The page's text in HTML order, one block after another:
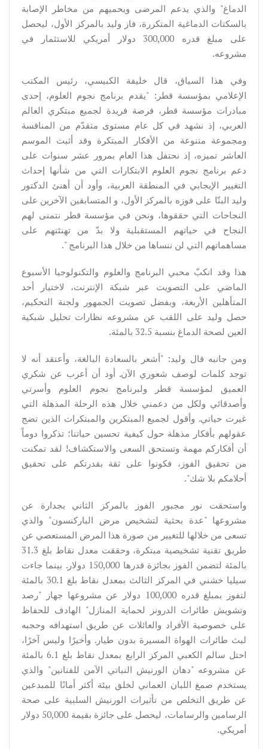
الدماغ" والذي يدعم المرضى ويحميهم من مخاطر الإصابة
بالسكتات الدماغية المتكررة، فاز وليد بالمركز الأول، ليحصل
على مبلغ قدره 300,000 دولار أمريكي للاستثمار في
مشروعه.
وفي هذا السياق، قال خليفة الكبيسي، رئيس المكتب
الإعلامي بمؤسسة قطر: "يقدم برنامج نجوم العلوم، إحدى
مبادرات مؤسسة قطر، فرصة فريدة لجميع مبتكري العالم
العربي، إذ نشهد في كل عام مستوى متقدّم من المنافسة
ومجموعة متنوعة من الأفكار المبتكرة وقد أثبت الموسم
العاشر تميزه، إذ نحتفل هذا العام بمرور عشر سنوات على
دعم برنامج نجوم العلوم الابتكارات التي من شأنها إحداث
التغيير الإيجابي في المنطقة العربية، وأود أن أهنئ الدكتور
وليد البنّا على فوزه بالمركز الأول، و المتسابقين الآخرين على
النجاحات التي حققوها، ونحن في مؤسسة قطر نتمنى لهم
النجاح في حياتهم المستقبلية ولا بدّ من تهنئتهم على
مساهماتهم التي لن ننساها من خلال هذا البرنامج ".
هذا وقد انكبّ محبي البرنامج والعلوم والتكنولوجيا الأسبوع
الماضي على التصويت عبر شبكة الإنترنت، لاختيار أحد
المتأهلين الأربعة، وبفضل تصويت الجمهور ولجنة التحكيم،
حصل وليد على اللقب عن مشروعه نظارات تحليل شبكية
العين لصحة الدماغ بنسبة 32.5 بالمئة.
ومن جانبه قال وليد: "أشعر بالسعادة البالغة، وأعتقد أنه لا
توجد كلمات لوصف شعوري الآن. أود أن أعرب عن شكري
العميق لمؤسسة قطر ولبرنامج نجوم العلوم وأسرتي
وأصدقائي ولكل من دعمني خلال هذه الرحلة المذهلة التي
غيرت حياتي. وأقول لجميع المبتكرين والمبتكرات الذين تضج
عقولهم بأفكار مذهلة حول كيفية تحسين حياتنا؛ تذكروا دوماً
أن أفكاركم مهمة وتستحق السعى والاستكشاف! لقد تمكنت
من تحقيق الفوز، فكونوا على ثقة بقدرتكم على تحقيق
أحلامكم بلا شك".
واستحقت نور مجبور الفوز بالمركز الثاني بجدارة عن
مشروعها "عدة بحثية لتشخيص مرض الباركنسون" والذي
تسعى من خلالها للتغيير من صورة هذا المرض المستعصي عن
طريق تقنية تشخيصية مبتكرة، وحققت معدل نقاط بلغ 31.3
بالمئة لتضمن الفوز بجائزة قدرها 150,000 دولار. بينما جاءت
سيليا خشني في المركز الثالث بمعدل نقاط بلغ 30.1 بالمئة
لتفوز بمبلغ قدره 100,000 دولار عن مشروعها جهاز "رصد
وتشويش طائرات الدرونز لحماية المنازل" الهادف للحفاظ
على خصوصية الأفراد والعائلات عن طريق استهدافه وحجبه
لبث طائرات الهواة المسيرة بدون طيار. وأخيرًا وليس آخرًا،
احتل سالم الكعبي المركز الرابع بمعدل نقاط بلغ 6.1 بالمئة
عن مشروعه "دهان الورنيش النباتي الآمن للفنانين" والذي
يستخدم صمغ اللبان العماني لخلق بيئة أكثر أمانًا للمبدعين
عن طريق التخلص من تأثيرات الورنيش السلبية على صحة
الرسامين والرسامات، ليحصل على جائزة بقيمة 50,000 دولار
أمريكي.